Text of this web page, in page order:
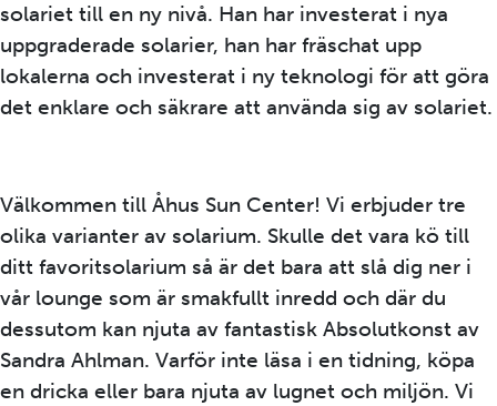
solariet till en ny nivå. Han har investerat i nya
uppgraderade solarier, han har fräschat upp
lokalerna och investerat i ny teknologi för att göra
det enklare och säkrare att använda sig av solariet.
Välkommen till Åhus Sun Center! Vi erbjuder tre
olika varianter av solarium. Skulle det vara kö till
ditt favoritsolarium så är det bara att slå dig ner i
vår lounge som är smakfullt inredd och där du
dessutom kan njuta av fantastisk Absolutkonst av
Sandra Ahlman. Varför inte läsa i en tidning, köpa
en dricka eller bara njuta av lugnet och miljön. Vi